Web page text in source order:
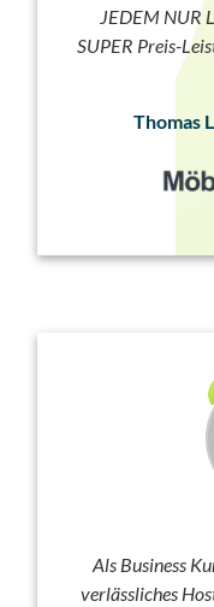
JEDEM NUR
SUPER Preis-
Thomas
Als Business
verlässliches